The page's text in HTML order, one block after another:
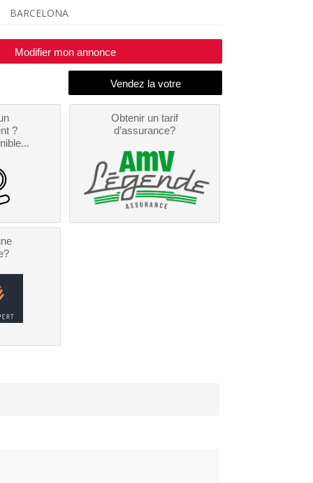
BARCELONA
Modifier mon annonce
?
Obtenir un tarif
d’assurance?